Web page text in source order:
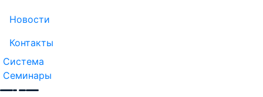
Новости
Контакты
Система
Семинары